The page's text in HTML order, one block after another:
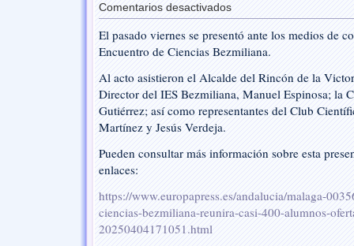
Comentarios desactivadosen
Rueda
de
prensa
XVII
Encuentro
El pasado viernes se presentó ante los medios de
Encuentro de Ciencias Bezmiliana.
Al acto asistieron el Alcalde del Rincón de la
Director del IES Bezmiliana, Manuel Espinosa; la
Gutiérrez; así como representantes del Club
Martínez y Jesús Verdeja.
Pueden consultar más información sobre esta
enlaces:
https://www.europapress.es/andalucia/malaga-
ciencias-bezmiliana-reunira-casi-400-alumnos-
20250404171051.html